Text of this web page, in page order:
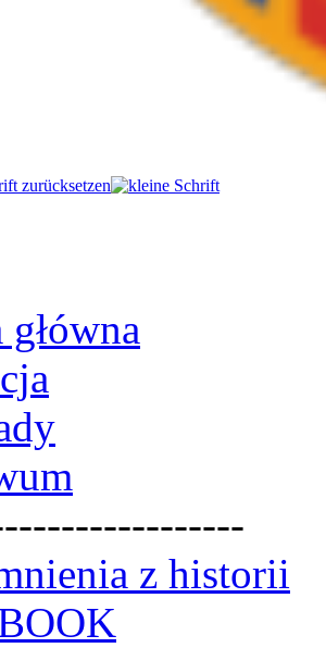
główna
z historii